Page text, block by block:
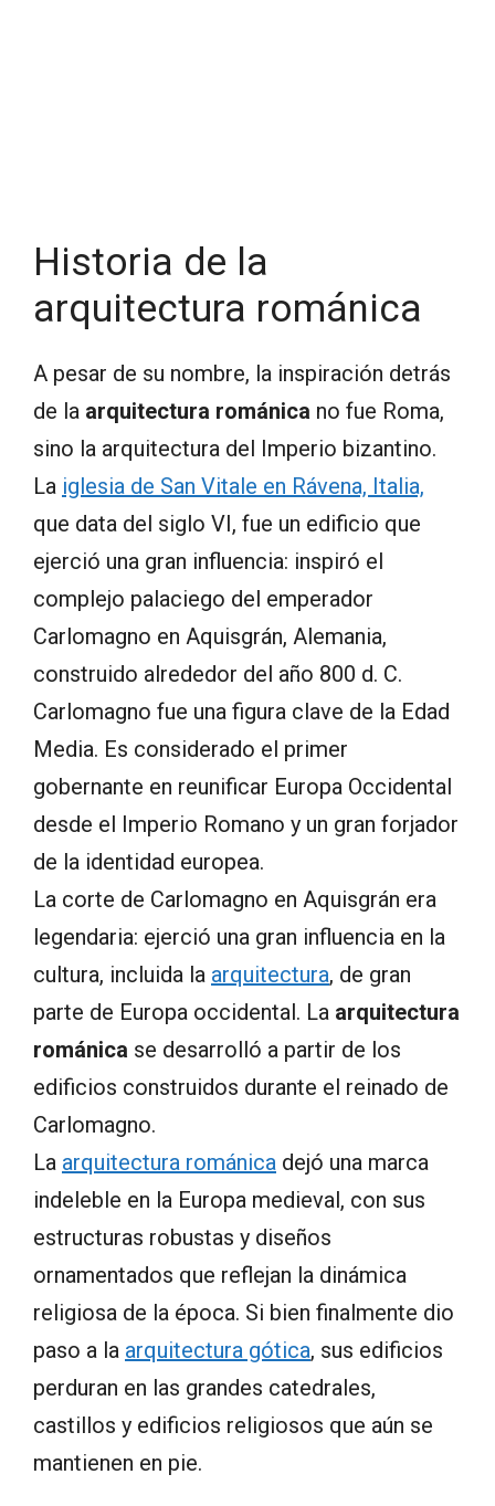
Historia de la
arquitectura románica
A pesar de su nombre, la inspiración detrás
de la arquitectura románica no fue Roma,
sino la arquitectura del Imperio bizantino.
La iglesia de San Vitale en Rávena, Italia,
que data del siglo VI, fue un edificio que
ejerció una gran influencia: inspiró el
complejo palaciego del emperador
Carlomagno en Aquisgrán, Alemania,
construido alrededor del año 800 d. C.
Carlomagno fue una figura clave de la Edad
Media. Es considerado el primer
gobernante en reunificar Europa Occidental
desde el Imperio Romano y un gran forjador
de la identidad europea.
La corte de Carlomagno en Aquisgrán era
legendaria: ejerció una gran influencia en la
cultura, incluida la arquitectura, de gran
parte de Europa occidental. La arquitectura
románica se desarrolló a partir de los
edificios construidos durante el reinado de
Carlomagno.
La arquitectura románica dejó una marca
indeleble en la Europa medieval, con sus
estructuras robustas y diseños
ornamentados que reflejan la dinámica
religiosa de la época. Si bien finalmente dio
paso a la arquitectura gótica, sus edificios
perduran en las grandes catedrales,
castillos y edificios religiosos que aún se
mantienen en pie.